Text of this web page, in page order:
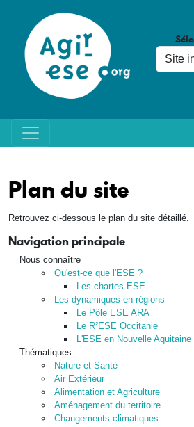
Aller
Plan du site
Retrouvez ci-dessous le plan du site détaillé.
Navigation principale
Nous connaître
Qu'est-ce que l'ESE ?
Les chartes ESE
Les dynamiques en régions
Le Pôle ESE ARA
Le R²ESE Occitanie
L'ESE en Nouvelle Aquitaine
Thématiques
Nature et Santé
Air Extérieur
Alimentation et Agriculture
Aménagement du territoire
Changements climatiques